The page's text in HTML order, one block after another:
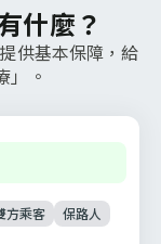
什麼？
供基本保障，給
」。
障因交通事故造成
方乘客 保路人